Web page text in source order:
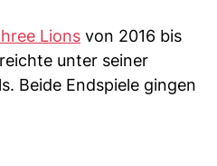
Lions von 2016 bis
unter seiner
Beide Endspiele gingen